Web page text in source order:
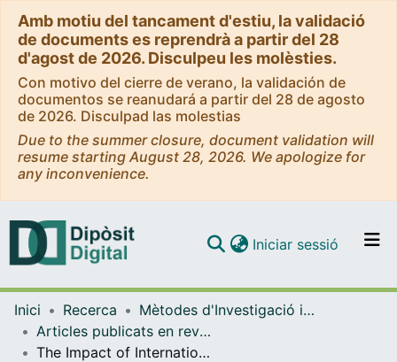
Amb motiu del tancament d'estiu, la validació
de documents es reprendrà a partir del 28
d'agost de 2026. Disculpeu les molèsties.
Con motivo del cierre de verano, la validación de
documentos se reanudará a partir del 28 de agosto
de 2026. Disculpad las molestias
Due to the summer closure, document validation will
resume starting August 28, 2026. We apologize for
any inconvenience.
Navega per tot el DD
Com publicar
Iniciar sessió (current)
Inici Recerca
Mètodes d'Investigació i Diagnòstic en Educació
Articles publicats en revistes (Mètodes d'Investigació i Diagnòstic en Educació)
The Impact of International Student Mobility on Multicultural Competence and Career Development: The Case of Students from Latin America and the Caribbean in Barcelona